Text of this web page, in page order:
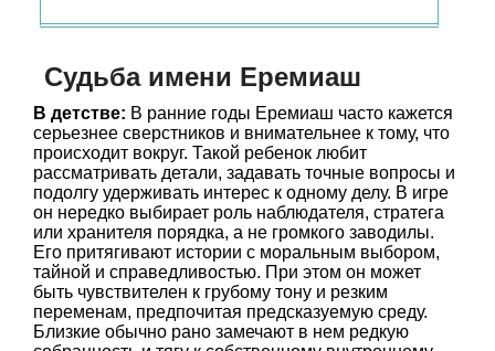
Судьба имени Еремиаш
В детстве: В ранние годы Еремиаш часто кажется
серьезнее сверстников и внимательнее к тому, что
происходит вокруг. Такой ребенок любит
рассматривать детали, задавать точные вопросы и
подолгу удерживать интерес к одному делу. В игре
он нередко выбирает роль наблюдателя, стратега
или хранителя порядка, а не громкого заводилы.
Его притягивают истории с моральным выбором,
тайной и справедливостью. При этом он может
быть чувствителен к грубому тону и резким
переменам, предпочитая предсказуемую среду.
Близкие обычно рано замечают в нем редкую